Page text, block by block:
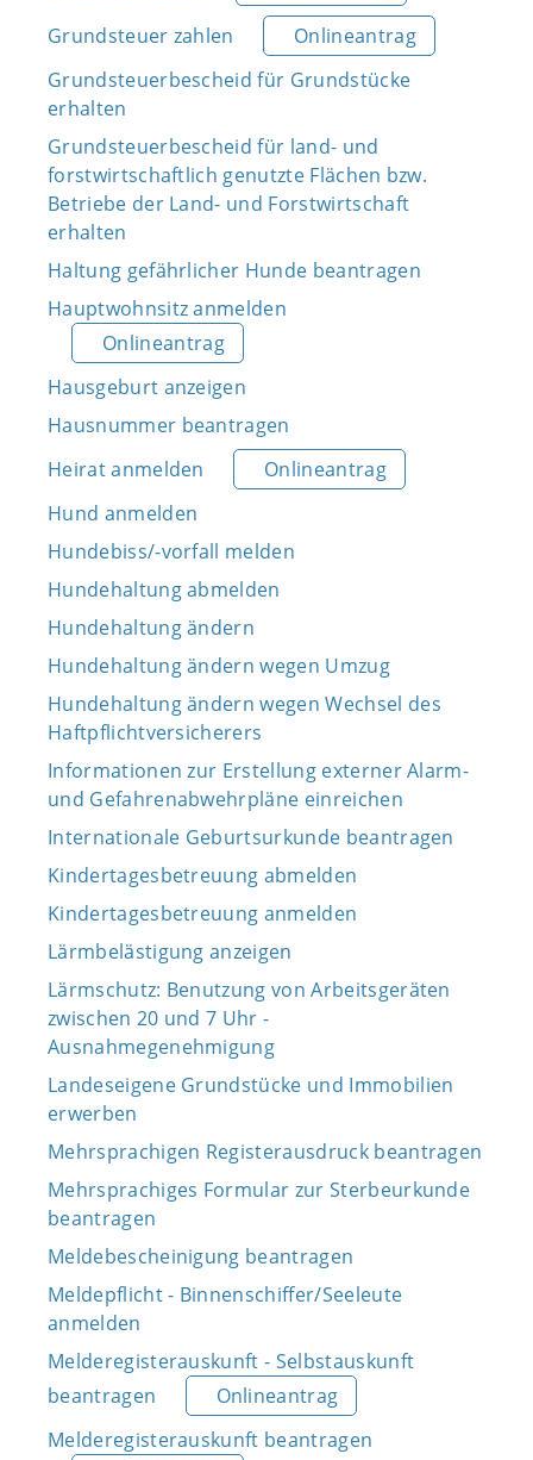
Grundsteuer zahlen
Onlineantrag
Grundsteuerbescheid für Grundstücke
erhalten
Grundsteuerbescheid für land- und
forstwirtschaftlich genutzte Flächen bzw.
Betriebe der Land- und Forstwirtschaft
erhalten
Haltung gefährlicher Hunde beantragen
Hauptwohnsitz anmelden
Onlineantrag
Hausgeburt anzeigen
Hausnummer beantragen
Heirat anmelden
Onlineantrag
Hund anmelden
Hundebiss/-vorfall melden
Hundehaltung abmelden
Hundehaltung ändern
Hundehaltung ändern wegen Umzug
Hundehaltung ändern wegen Wechsel des
Haftpflichtversicherers
Informationen zur Erstellung externer Alarm-
und Gefahrenabwehrpläne einreichen
Internationale Geburtsurkunde beantragen
Kindertagesbetreuung abmelden
Kindertagesbetreuung anmelden
Lärmbelästigung anzeigen
Lärmschutz: Benutzung von Arbeitsgeräten
zwischen 20 und 7 Uhr -
Ausnahmegenehmigung
Landeseigene Grundstücke und Immobilien
erwerben
Mehrsprachigen Registerausdruck beantragen
Mehrsprachiges Formular zur Sterbeurkunde
beantragen
Meldebescheinigung beantragen
Meldepflicht - Binnenschiffer/Seeleute
anmelden
Melderegisterauskunft - Selbstauskunft
beantragen
Onlineantrag
Melderegisterauskunft beantragen